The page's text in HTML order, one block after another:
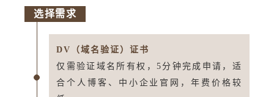
选择需求
DV（域名验证）证书
仅需验证域名所有权，5分钟完成申请，适
合个人博客、中小企业官网，年费价格较